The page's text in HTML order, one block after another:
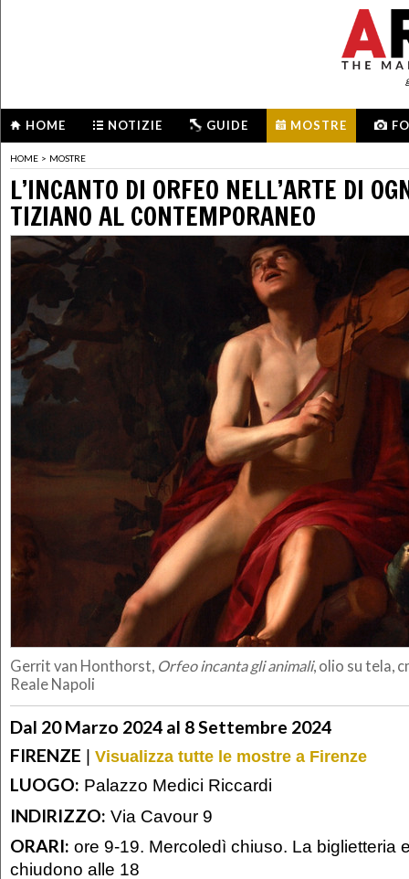
HOME NOTIZIE GUIDE MOSTRE
HOME > MOSTRE
L’INCANTO DI ORFEO NELL’ARTE DI
TIZIANO AL CONTEMPORANEO
Gerrit van Honthorst, Orfeo incanta gli animali, o lio su tela,
Reale Napoli
Dal 20 Marzo 2024 al 8 Settembre 2024
FIRENZE | Visualizza tutte le mostre a Firenze
LUOGO: Palazzo Medici Riccardi
INDIRIZZO: Via Cavour 9
ORARI: ore 9-19. Mercoledì chiuso. La biglietteria
chiudono alle 18